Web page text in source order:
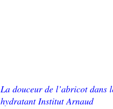
La douceur de l’abricot dans
hydratant Institut Arnaud